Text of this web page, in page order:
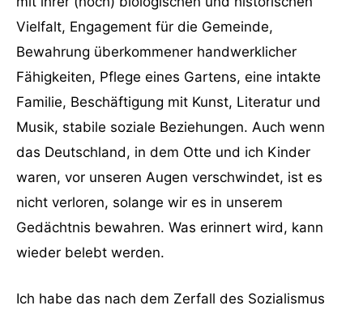
Vielfalt, Engagement für die Gemeinde,
Bewahrung überkommener handwerklicher
Fähigkeiten, Pflege eines Gartens, eine intakte
Familie, Beschäftigung mit Kunst, Literatur und
Musik, stabile soziale Beziehungen. Auch wenn
das Deutschland, in dem Otte und ich Kinder
waren, vor unseren Augen verschwindet, ist es
nicht verloren, solange wir es in unserem
Gedächtnis bewahren. Was erinnert wird, kann
wieder belebt werden.
Ich habe das nach dem Zerfall des Sozialismus